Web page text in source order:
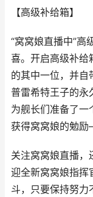
【高级补给箱】
“窝窝娘直播中”高
喜。开启高级补给
的其中一位，并自
普雷希特王子的永
为舰长们准备了一
获得窝窝娘的勉励
关注窝窝娘直播，
迎全新窝窝娘指挥
斗，只要保持努力